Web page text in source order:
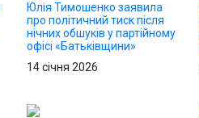
Юлія Тимошенко заявила
про політичний тиск після
нічних обшуків у партійному
офісі «Батьківщини»
14 січня 2026